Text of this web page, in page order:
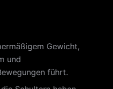
Gewicht,
und
führt.